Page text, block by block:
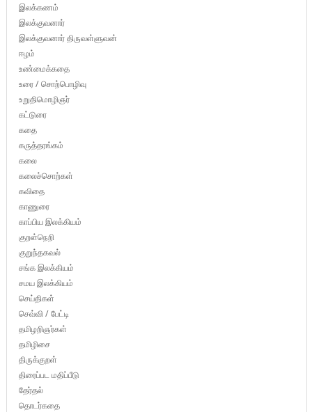
இலக்கணம்
இலக்குவனார்
இலக்குவனார் திருவள்ளுவன்
ஈழம்
உண்மைக்கதை
உரை / சொற்பொழிவு
உறுதிமொழிஞர்
கட்டுரை
கதை
கருத்தரங்கம்
கலை
கலைச்சொற்கள்
கவிதை
காணுரை
காப்பிய இலக்கியம்
குறள்நெறி
குறுந்தகவல்
சங்க இலக்கியம்
சமய இலக்கியம்
செய்திகள்
செவ்வி / பேட்டி
தமிழறிஞர்கள்
தமிழிசை
திருக்குறள்
திரைப்பட மதிப்பீடு
தேர்தல்
தொடர்கதை